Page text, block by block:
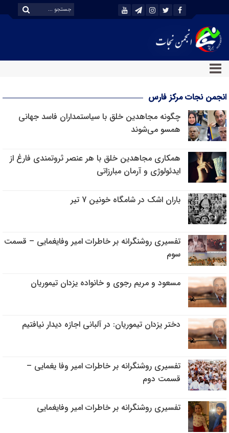
انجمن نجات مرکز فارس
چگونه مجاهدین خلق با سیاستمداران فاسد جهانی
همسو می‌شوند
همکاری مجاهدین خلق با هر عنصر ثروتمندی فارغ از
ایدئولوژی و آرمان مبارزاتی
باران اشک در شامگاه خونین 7 تیر
تفسیری روشنگرانه بر خاطرات امیر وفایغمایی – قسمت
سوم
مسعود و مریم رجوی و خانواده یزدان تیموریان
دختر یزدان تیموریان: در آلبانی اجازه دیدار نیافتیم
تفسیری روشنگرانه بر خاطرات امیر وفا یغمایی –
قسمت دوم
تفسیری روشنگرانه بر خاطرات امیر وفایغمایی